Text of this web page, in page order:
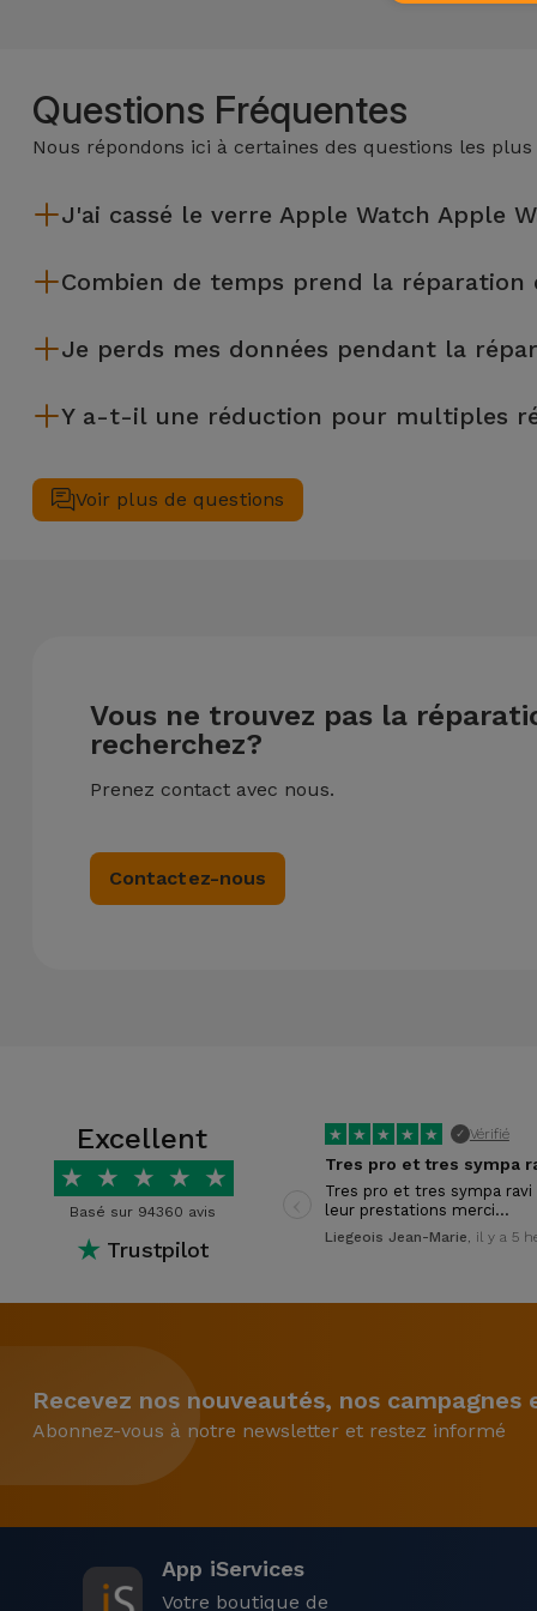
Questions Fréquentes
Nous répondons ici à certaines des questions les
J'ai cassé le verre Apple Watch Apple
Combien de temps prend la réparation
Je perds mes données pendant la
€) au cas où tu aurais besoin d'aide pour la gestion des
Y a-t-il une réduction pour multiples
réalisées simultanément, nous appliquons une remise de
Voir plus de questions
Vous ne trouvez pas la
recherchez?
Prenez contact avec nous.
Contactez-nous
Excellent
★ ★ ★ ★ ★
Basé sur 94360 avis
★ Trustpilot
★ ★ ★ ★ ★ ✓ Vérifié
Tres pro et tres sympa ravi
leur prestations merci…
Liegeois Jean-Marie, il y a 5
Recevez nos nouveautés, nos
Abonnez-vous à notre newsletter et restez informé
App iServices
Votre boutique de